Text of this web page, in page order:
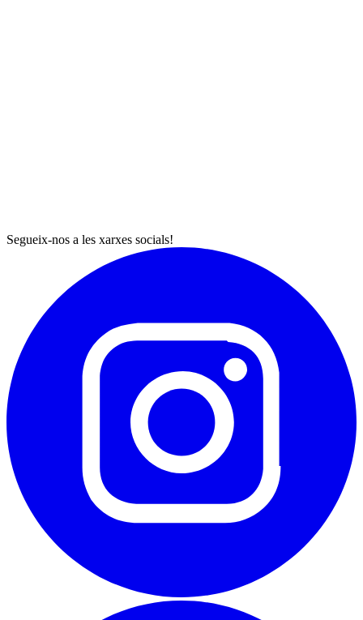
Segueix-nos a les xarxes socials!